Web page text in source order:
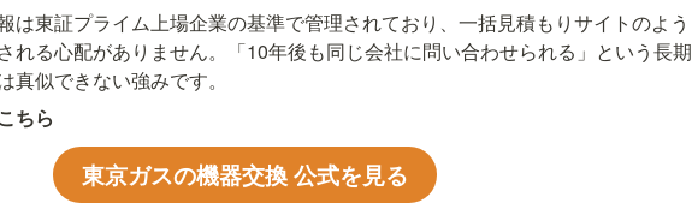
は東証プライム上場企業の基準で管理されており、一括見積もりサイトのよう
れる心配がありません。「10年後も同じ会社に問い合わせられる」という長期
似できない強みです。
ちら
東京ガスの機器交換 公式を見る